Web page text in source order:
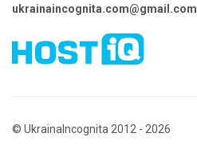
ukrainaincognita.com@gmail.com
© UkrainaIncognita 2012 - 2026